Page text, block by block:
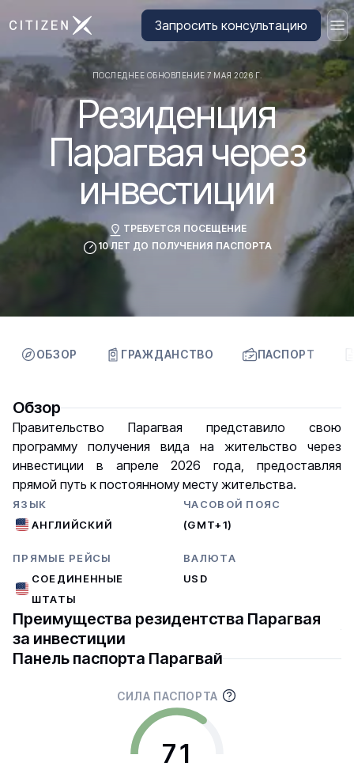
Перейти на главную страницу CitizenX
Запросить консультацию
ПОСЛЕДНЕЕ ОБНОВЛЕНИЕ 7 МАЯ 2026 Г.
Резиденция
Парагвая через
инвестиции
ТРЕБУЕТСЯ ПОСЕЩЕНИЕ
10 ЛЕТ ДО ПОЛУЧЕНИЯ ПАСПОРТА
ОБЗОР ГРАЖДАНСТВО ПАСПОРТ
Обзор
Правительство Парагвая представило свою
программу получения вида на жительство через
инвестиции в апреле 2026 года, предоставляя
прямой путь к постоянному месту жительства.
ЯЗЫК
АНГЛИЙСКИЙ
ЧАСОВОЙ ПОЯС
(GMT+1)
ПРЯМЫЕ РЕЙСЫ
СОЕДИНЕННЫЕ
ШТАТЫ
ВАЛЮТА
USD
Преимущества резидентства Парагвая
за инвестиции
Панель паспорта Парагвай
СИЛА ПАСПОРТА
71